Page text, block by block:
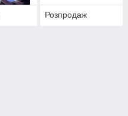
Розпродаж